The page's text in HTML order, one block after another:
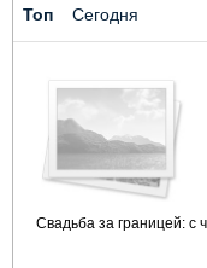
Топ Сегодня
Свадьба за границей: с